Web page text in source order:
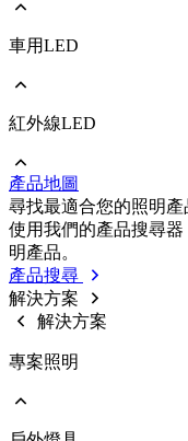
前往 照明/消費性
COB
車用LED
前往 車用LED
Ceramic
紅外線LED
前往 紅外線LED
IR LED
Photodetectors
IR Laser
ToF
Datalink
Optical Sensors
產品地圖
尋找最適合您的照明產
使用我們的產品搜尋
明產品。
產品搜尋
解決方案
解決方案
專案照明